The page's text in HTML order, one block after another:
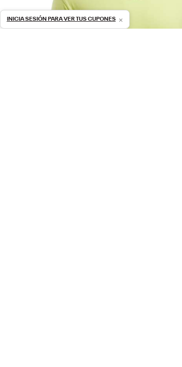
INICIA SESIÓN PARA VER TUS CUPONES ×